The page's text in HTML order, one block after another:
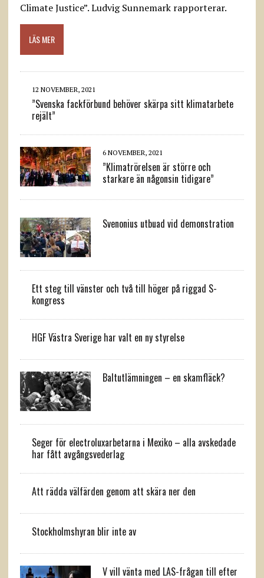
Climate Justice”. Ludvig Sunnemark rapporterar.
LÄS MER
12 NOVEMBER, 2021
”Svenska fackförbund behöver skärpa sitt klimatarbete
rejält”
6 NOVEMBER, 2021
”Klimatrörelsen är större och
starkare än någonsin tidigare”
Svenonius utbuad vid demonstration
Ett steg till vänster och två till höger på riggad S-
kongress
HGF Västra Sverige har valt en ny styrelse
Baltutlämningen – en skamfläck?
Seger för electroluxarbetarna i Mexiko – alla avskedade
har fått avgångsvederlag
Att rädda välfärden genom att skära ner den
Stockholmshyran blir inte av
V vill vänta med LAS-frågan till efter